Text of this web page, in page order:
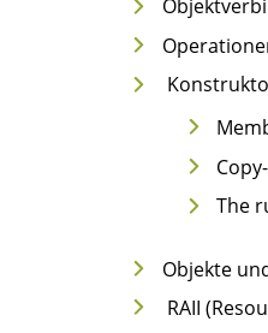
The
Objekte
RAII